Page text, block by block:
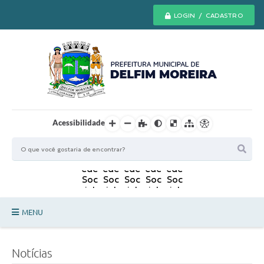
LOGIN / CADASTRO
Acessibilidade
MENU
Notícias